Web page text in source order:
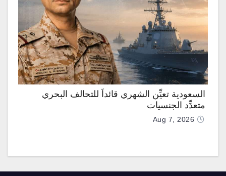
السعودية تعيِّن الشهري قائداً للتحالف البحري
متعدِّد الجنسيات
Aug 7, 2026